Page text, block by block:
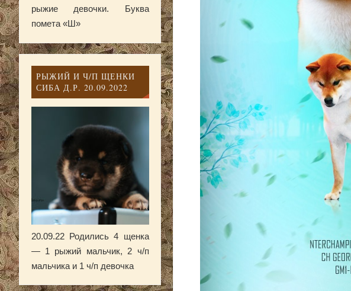
рыжие девочки. Буква
помета «Ш»
РЫЖИЙ И Ч/П ЩЕНКИ
СИБА Д.Р. 20.09.2022
20.09.22 Родились 4 щенка
— 1 рыжий мальчик, 2 ч/п
мальчика и 1 ч/п девочка